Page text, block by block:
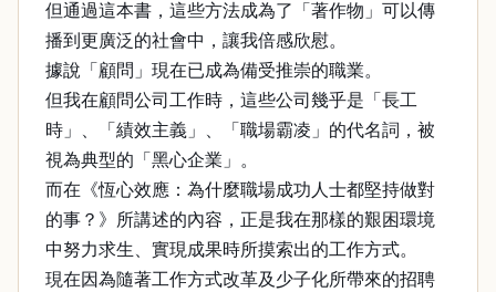
但通過這本書，這些方法成為了「著作物」可以傳
播到更廣泛的社會中，讓我倍感欣慰。
據說「顧問」現在已成為備受推崇的職業。
但我在顧問公司工作時，這些公司幾乎是「長工
時」、「績效主義」、「職場霸凌」的代名詞，被
視為典型的「黑心企業」。
而在《恆心效應：為什麼職場成功人士都堅持做對
的事？》所講述的內容，正是我在那樣的艱困環境
中努力求生、實現成果時所摸索出的工作方式。
現在因為隨著工作方式改革及少子化所帶來的招聘